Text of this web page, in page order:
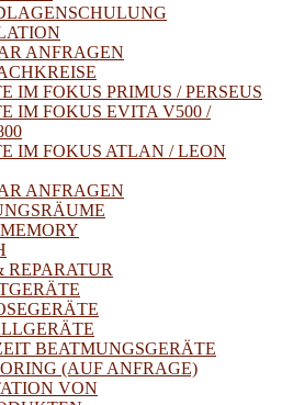
ANFRAGEN
IM FOKUS PRIMUS / PERSEUS
IM FOKUS EVITA V500 /
IM FOKUS ATLAN / LEON
ANFRAGEN
REPARATUR
BEATMUNGSGERÄTE
(AUF ANFRAGE)
VON